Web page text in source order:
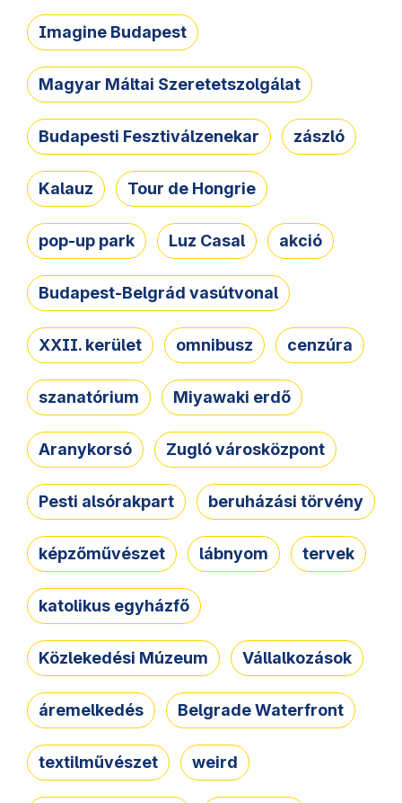
Imagine Budapest
Magyar Máltai Szeretetszolgálat
Budapesti Fesztiválzenekar zászló
Kalauz Tour de Hongrie
pop-up park Luz Casal akció
Budapest-Belgrád vasútvonal
XXII. kerület omnibusz cenzúra
szanatórium Miyawaki erdő
Aranykorsó Zugló városközpont
Pesti alsórakpart beruházási törvény
képzőművészet lábnyom tervek
katolikus egyházfő
Közlekedési Múzeum Vállalkozások
áremelkedés Belgrade Waterfront
textilművészet weird